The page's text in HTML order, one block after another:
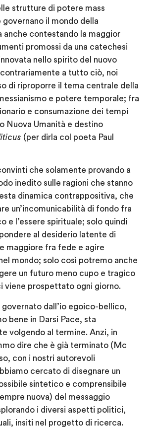
strutture di potere mass
il mondo della
anche contestando la maggior
promossi da una catechesi
nello spirito del nuovo
a tutto ciò, noi
di riproporre il tema centrale della
e potere temporale; fra
e consumazione dei tempi
Nuova Umanità e destino
(per dirla col poeta Paul
che solamente provando a
inedito sulle ragioni che stanno
dinamica contrappositiva, che
un’incomunicabilità di fondo fra
e l’essere spirituale; solo quindi
al desiderio latente di
maggiore fra fede e agire
mondo; solo così potremo anche
un futuro meno cupo e tragico
viene prospettato ogni giorno.
governato dall’io egoico-bellico,
bene in Darsi Pace, sta
volgendo al termine. Anzi, in
dire che è già terminato (Mc
con i nostri autorevoli
cercato di disegnare un
sintetico e comprensibile
nuova) del messaggio
i diversi aspetti politici,
insiti nel progetto di ricerca.